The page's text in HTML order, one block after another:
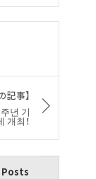
記事】
년 기
개최！